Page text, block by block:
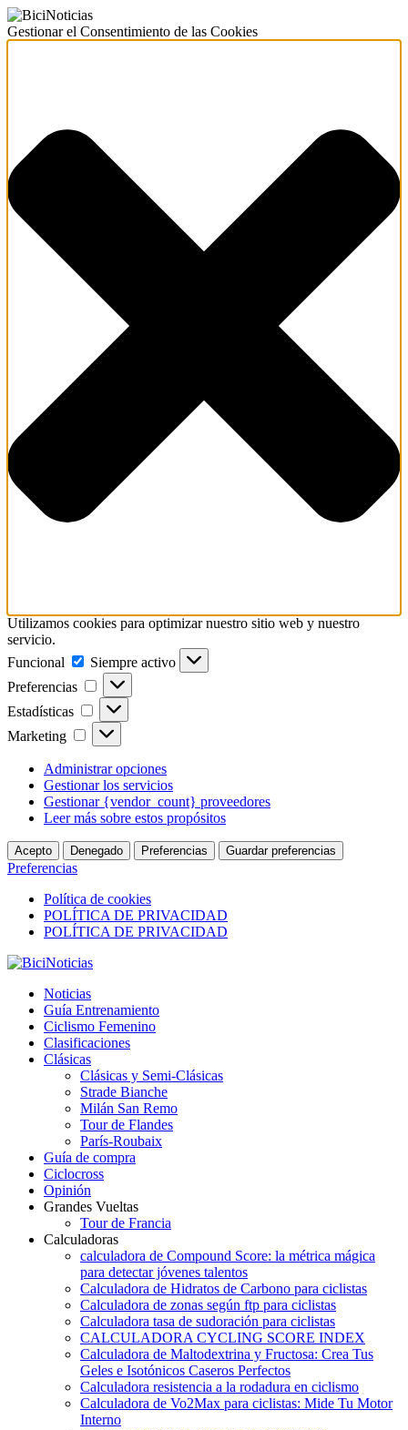
Gestionar el Consentimiento de las Cookies
Utilizamos cookies para optimizar nuestro sitio web y nuestro
servicio.
Funcional
Funcional
Siempre activo
Preferencias
Preferencias
Estadísticas Estadísticas
Marketing Marketing
Administrar opciones
Gestionar los servicios
Gestionar {vendor_count} proveedores
Leer más sobre estos propósitos
Acepto Denegado Preferencias Guardar preferencias
Preferencias
Política de cookies
POLÍTICA DE PRIVACIDAD
POLÍTICA DE PRIVACIDAD
Noticias
Guía Entrenamiento
Ciclismo Femenino
Clasificaciones
Clásicas
Clásicas y Semi-Clásicas
Strade Bianche
Milán San Remo
Tour de Flandes
París-Roubaix
Guía de compra
Ciclocross
Opinión
Grandes Vueltas
Tour de Francia
Calculadoras
calculadora de Compound Score: la métrica mágica
para detectar jóvenes talentos
Calculadora de Hidratos de Carbono para ciclistas
Calculadora de zonas según ftp para ciclistas
Calculadora tasa de sudoración para ciclistas
CALCULADORA CYCLING SCORE INDEX
Calculadora de Maltodextrina y Fructosa: Crea Tus
Geles e Isotónicos Caseros Perfectos
Calculadora resistencia a la rodadura en ciclismo
Calculadora de Vo2Max para ciclistas: Mide Tu Motor
Interno